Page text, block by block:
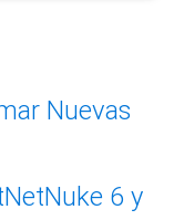
Nuevas
6 y